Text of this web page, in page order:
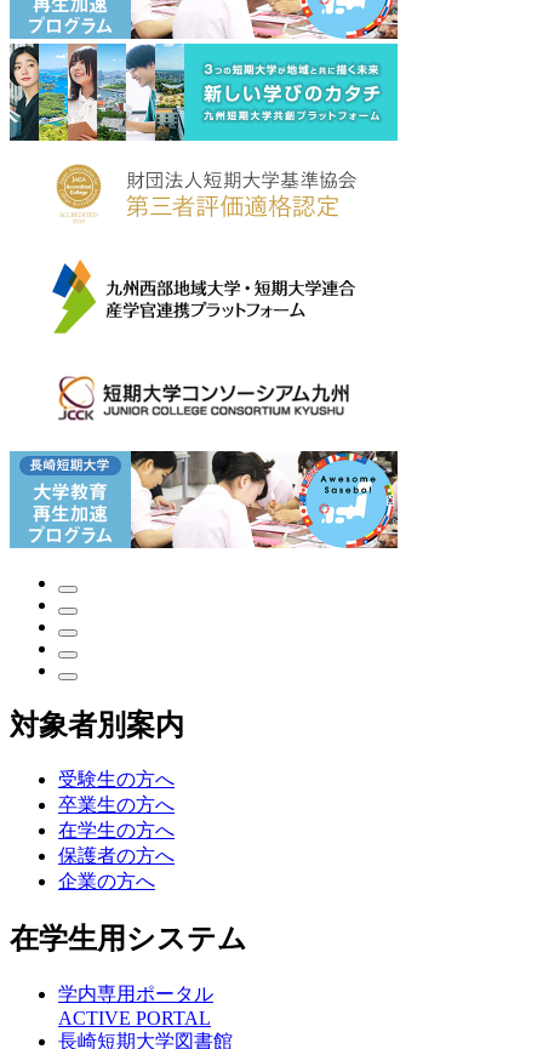
対象者別案内
受験生の方へ
卒業生の方へ
在学生の方へ
保護者の方へ
企業の方へ
在学生用システム
学内専用ポータル
ACTIVE PORTAL
長崎短期大学図書館